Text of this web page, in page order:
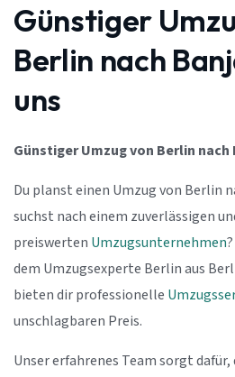
Günstiger
Berlin nach
uns
Günstiger Umzug von Berlin nach
Du planst einen Umzug von Berlin
suchst nach einem zuverlässigen
preiswerten Umzugsunternehmen
dem Umzugsexperte Berlin aus
bieten dir professionelle
unschlagbaren Preis.
Unser erfahrenes Team sorgt dafür,